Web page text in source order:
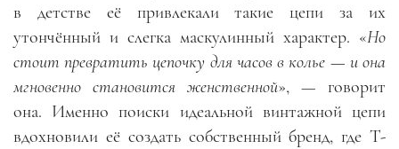
в детстве её привлекали такие цепи за их
утончённый и слегка маскулинный характер. «Но
стоит превратить цепочку для часов в колье — и она
мгновенно становится женственной», — говорит
она. Именно поиски идеальной винтажной цепи
вдохновили её создать собственный бренд, где T-